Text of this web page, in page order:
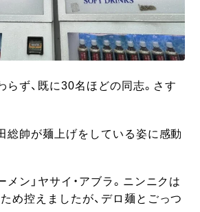
らず、既に30名ほどの同志。さす
総帥が麺上げをしている姿に感動
メン」ヤサイ・アブラ。ニンニクは
め控えましたが、デロ麺とごっつ